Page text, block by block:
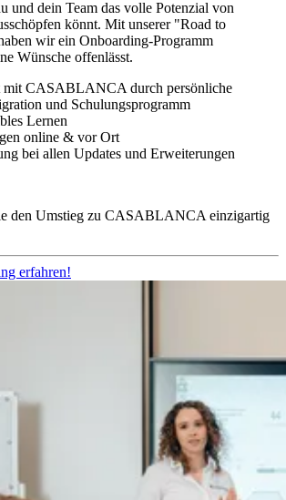
und dein Team das volle Potenzial von
könnt. Mit unserer "Road to
wir ein Onboarding-Programm
Wünsche offenlässt.
mit CASABLANCA durch persönliche
und Schulungsprogramm
Lernen
online & vor Ort
bei allen Updates und Erweiterungen
den Umstieg zu CASABLANCA einzigartig
erfahren!